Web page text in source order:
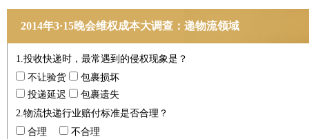
2014年3·15晚会维权成本大调查：递物流领域
1.投收快递时，最常遇到的侵权现象是？
不让验货
包裹损坏
投递延迟
包裹遗失
2.物流快递行业赔付标准是否合理？
合理
不合理